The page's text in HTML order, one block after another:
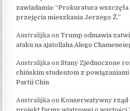
zawiadamia: “Prokuratura
przejęcia mieszkania Jerzego Ż.”
Australijka onTrump odmawia
ataku na ajatollaha Alego
Australijka onStany Zjednoczone
chińskim studentom z
Partii Chin
Australijka onKonserwatywny rząd